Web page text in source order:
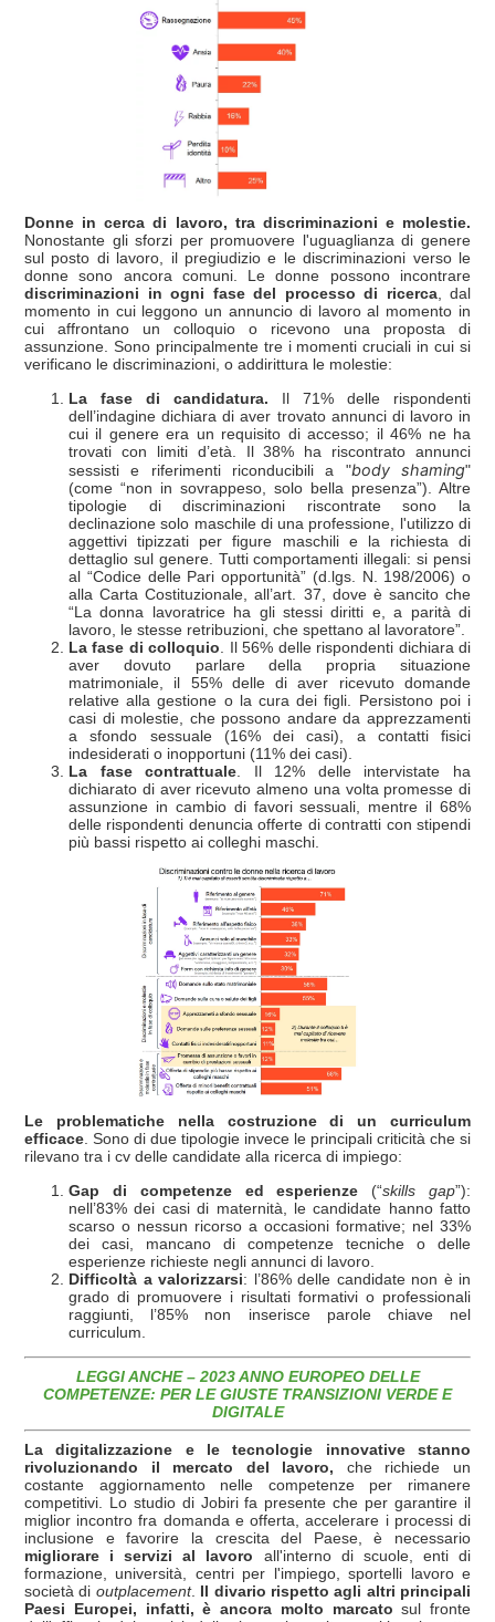
Donne in cerca di lavoro, tra discriminazioni e molestie.
Nonostante gli sforzi per promuovere l'uguaglianza di genere
sul posto di lavoro, il pregiudizio e le discriminazioni verso le
donne sono ancora comuni. Le donne possono incontrare
discriminazioni in ogni fase del processo di ricerca, dal
momento in cui leggono un annuncio di lavoro al momento in
cui affrontano un colloquio o ricevono una proposta di
assunzione. Sono principalmente tre i momenti cruciali in cui si
verificano le discriminazioni, o addirittura le molestie:
La fase di candidatura. Il 71% delle rispondenti
dell’indagine dichiara di aver trovato annunci di lavoro in
cui il genere era un requisito di accesso; il 46% ne ha
trovati con limiti d’età. Il 38% ha riscontrato annunci
sessisti e riferimenti riconducibili a "body shaming"
(come “non in sovrappeso, solo bella presenza”). Altre
tipologie di discriminazioni riscontrate sono la
declinazione solo maschile di una professione, l'utilizzo di
aggettivi tipizzati per figure maschili e la richiesta di
dettaglio sul genere. Tutti comportamenti illegali: si pensi
al “Codice delle Pari opportunità” (d.lgs. N. 198/2006) o
alla Carta Costituzionale, all’art. 37, dove è sancito che
“La donna lavoratrice ha gli stessi diritti e, a parità di
lavoro, le stesse retribuzioni, che spettano al lavoratore”.
La fase di colloquio . Il 56% delle rispondenti dichiara di
aver dovuto parlare della propria situazione
matrimoniale, il 55% delle di aver ricevuto domande
relative alla gestione o la cura dei figli. Persistono poi i
casi di molestie, che possono andare da apprezzamenti
a sfondo sessuale (16% dei casi), a contatti fisici
indesiderati o inopportuni (11% dei casi).
La fase contrattuale . Il 12% delle intervistate ha
dichiarato di aver ricevuto almeno una volta promesse di
assunzione in cambio di favori sessuali, mentre il 68%
delle rispondenti denuncia offerte di contratti con stipendi
più bassi rispetto ai colleghi maschi.
Le problematiche nella costruzione di un curriculum
efficace. Sono di due tipologie invece le principali criticità che si
rilevano tra i cv delle candidate alla ricerca di impiego:
Gap di competenze ed esperienze (“skills gap”):
nell’83% dei casi di maternità, le candidate hanno fatto
scarso o nessun ricorso a occasioni formative; nel 33%
dei casi, mancano di competenze tecniche o delle
esperienze richieste negli annunci di lavoro.
Difficoltà a valorizzarsi: l’86% delle candidate non è in
grado di promuovere i risultati formativi o professionali
raggiunti, l’85% non inserisce parole chiave nel
curriculum.
LEGGI ANCHE – 2023 ANNO EUROPEO DELLE
COMPETENZE: PER LE GIUSTE TRANSIZIONI VERDE E
DIGITALE
La digitalizzazione e le tecnologie innovative stanno
rivoluzionando il mercato del lavoro, che richiede un
costante aggiornamento nelle competenze per rimanere
competitivi. Lo studio di Jobiri fa presente che per garantire il
miglior incontro fra domanda e offerta, accelerare i processi di
inclusione e favorire la crescita del Paese, è necessario
migliorare i servizi al lavoro all'interno di scuole, enti di
formazione, università, centri per l'impiego, sportelli lavoro e
società di outplacement. Il divario rispetto agli altri principali
Paesi Europei, infatti, è ancora molto marcato sul fronte